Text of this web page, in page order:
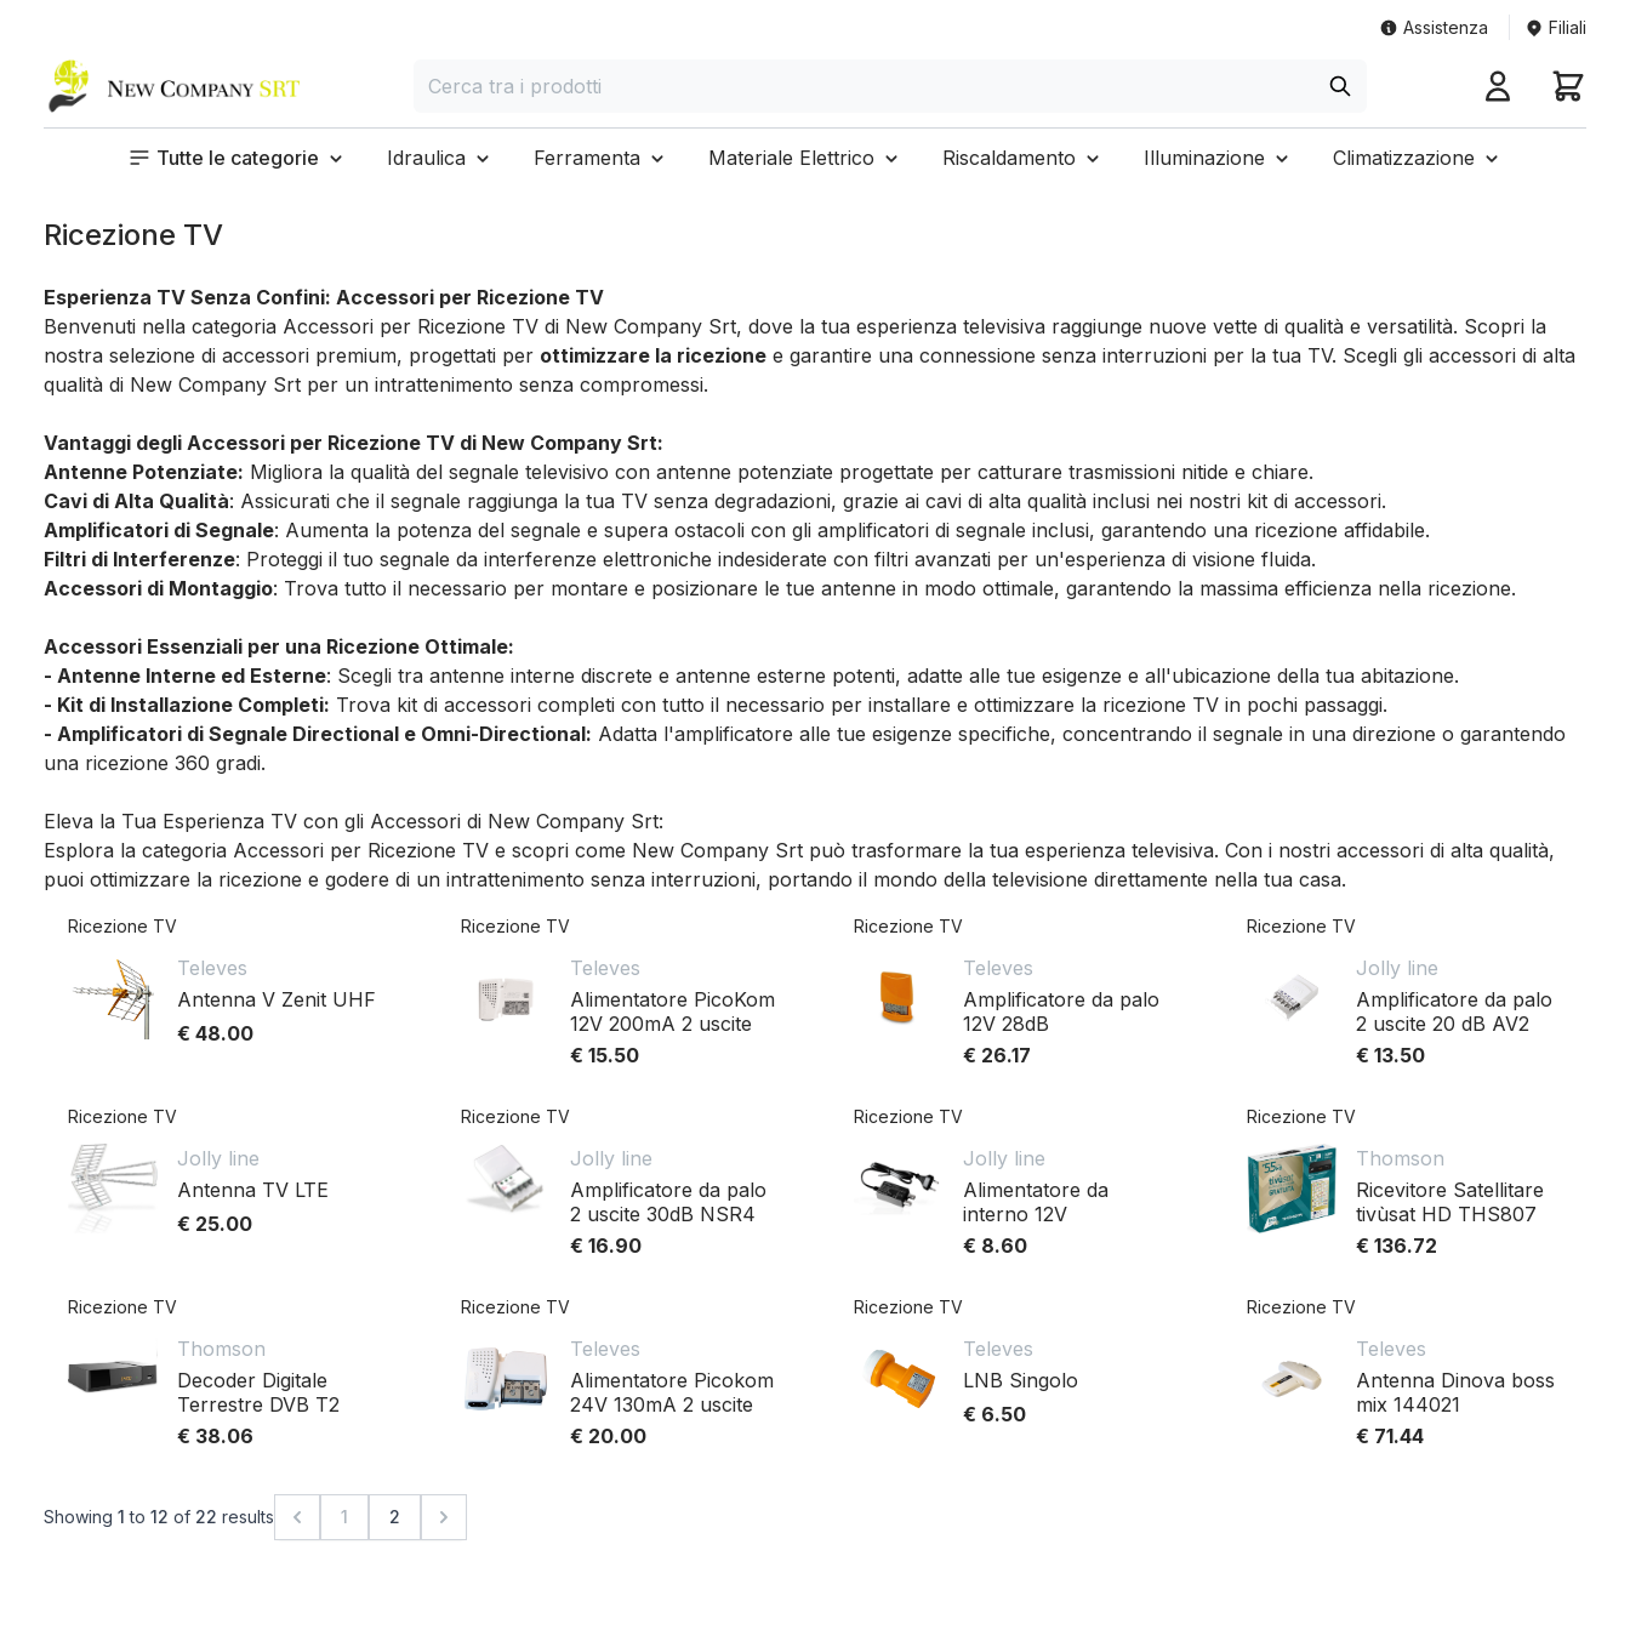
Assistenza Filiali
Home page
Tutte le categorie Idraulica Ferramenta Materiale Elettrico Riscaldamento Illuminazione Climatizzazione
Ricezione TV
Esperienza TV Senza Confini: Accessori per Ricezione TV
Benvenuti nella categoria Accessori per Ricezione TV di New Company Srt, dove la tua esperienza televisiva raggiunge nuove vette di qualità e versatilità. Scopri la
nostra selezione di accessori premium, progettati per ottimizzare la ricezione e garantire una connessione senza interruzioni per la tua TV. Scegli gli accessori di alta
qualità di New Company Srt per un intrattenimento senza compromessi.
Vantaggi degli Accessori per Ricezione TV di New Company Srt:
Antenne Potenziate: Migliora la qualità del segnale televisivo con antenne potenziate progettate per catturare trasmissioni nitide e chiare.
Cavi di Alta Qualità: Assicurati che il segnale raggiunga la tua TV senza degradazioni, grazie ai cavi di alta qualità inclusi nei nostri kit di accessori.
Amplificatori di Segnale: Aumenta la potenza del segnale e supera ostacoli con gli amplificatori di segnale inclusi, garantendo una ricezione affidabile.
Filtri di Interferenze: Proteggi il tuo segnale da interferenze elettroniche indesiderate con filtri avanzati per un'esperienza di visione fluida.
Accessori di Montaggio: Trova tutto il necessario per montare e posizionare le tue antenne in modo ottimale, garantendo la massima efficienza nella ricezione.
Accessori Essenziali per una Ricezione Ottimale:
- Antenne Interne ed Esterne: Scegli tra antenne interne discrete e antenne esterne potenti, adatte alle tue esigenze e all'ubicazione della tua abitazione.
- Kit di Installazione Completi: Trova kit di accessori completi con tutto il necessario per installare e ottimizzare la ricezione TV in pochi passaggi.
- Amplificatori di Segnale Directional e Omni-Directional: Adatta l'amplificatore alle tue esigenze specifiche, concentrando il segnale in una direzione o garantendo
una ricezione 360 gradi.
Eleva la Tua Esperienza TV con gli Accessori di New Company Srt:
Esplora la categoria Accessori per Ricezione TV e scopri come New Company Srt può trasformare la tua esperienza televisiva. Con i nostri accessori di alta qualità,
puoi ottimizzare la ricezione e godere di un intrattenimento senza interruzioni, portando il mondo della televisione direttamente nella tua casa.
Ricezione TV
Televes
Antenna V Zenit UHF
€ 48.00
Ricezione TV
Televes
Alimentatore PicoKom
12V 200mA 2 uscite
€ 15.50
Ricezione TV
Televes
Amplificatore da palo
12V 28dB
€ 26.17
Ricezione TV
Jolly line
Amplificatore da palo
2 uscite 20 dB AV2
€ 13.50
Ricezione TV
Jolly line
Antenna TV LTE
€ 25.00
Ricezione TV
Jolly line
Amplificatore da palo
2 uscite 30dB NSR4
€ 16.90
Ricezione TV
Jolly line
Alimentatore da
interno 12V
€ 8.60
Ricezione TV
Thomson
Ricevitore Satellitare
tivùsat HD THS807
€ 136.72
Ricezione TV
Thomson
Decoder Digitale
Terrestre DVB T2
€ 38.06
Ricezione TV
Televes
Alimentatore Picokom
24V 130mA 2 uscite
€ 20.00
Ricezione TV
Televes
LNB Singolo
€ 6.50
Ricezione TV
Televes
Antenna Dinova boss
mix 144021
€ 71.44
Showing 1 to 12 of 22 results 1 2